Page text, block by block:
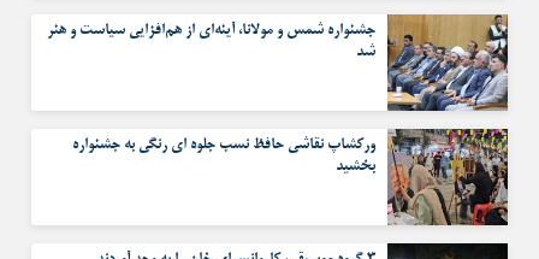
جشنواره شمس و مولانا، آینه‌ای از هم‌افزایی سیاست و هنر
شد
ورکشاپ نقاشی حافظ نسب جلوه ای رنگی به جشنواره
بخشید